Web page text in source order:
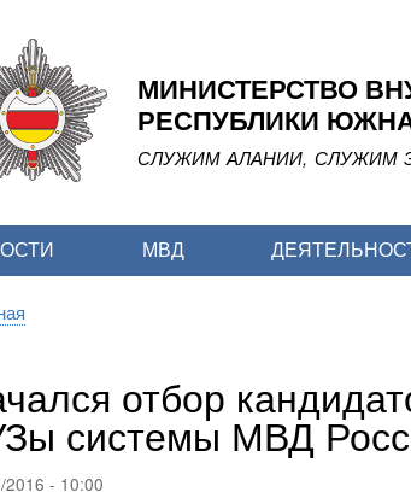
МИНИСТЕРСТВО
РЕСПУБЛИКИ
СЛУЖИМ АЛАНИИ, СЛУЖИМ
МВД
отбор
системы МВД
2016 - 10:00